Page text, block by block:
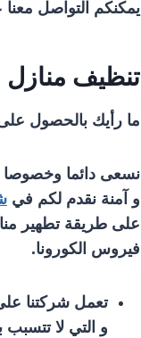
يمكنكم التواصل
تنظيف منازل
ما رأيك بالحصول
نسعى دائما وخصوصا
و آمنة نقدم لكم في
على طريقة تطهير
فيروس الكورونا.
تعمل شركتنا
و التي لا